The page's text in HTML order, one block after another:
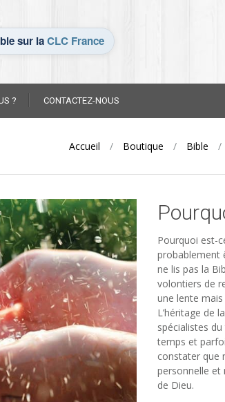
sur laCLC France
? CONTACTEZ-NOUS
Accueil / Boutique / Bible /
Pourquoi est-
probablement
ne lis pas la
volontiers de
une lente
L’héritage de
spécialistes
temps et
constater que
personnelle et
de Dieu.